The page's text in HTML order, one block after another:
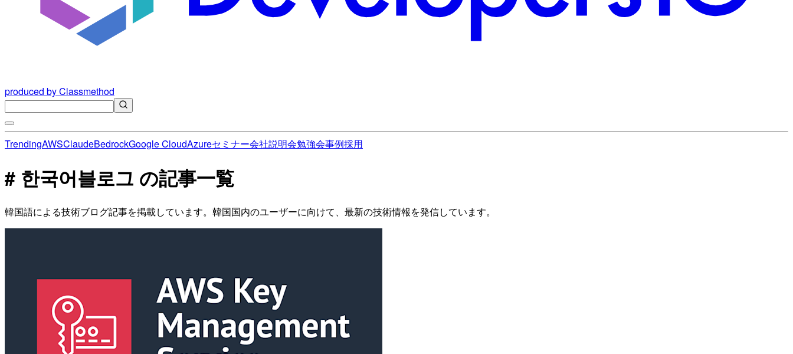
produced by Classmethod
TrendingAWSClaudeBedrockGoogle CloudAzureセミナー会社説明会勉強会事例採用
# 한국어블로그 の記事一覧
韓国語による技術ブログ記事を掲載しています。韓国国内のユーザーに向けて、最新の技術情報を発信しています。